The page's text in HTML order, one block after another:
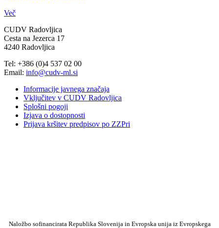
Več
CUDV Radovljica
Cesta na Jezerca 17
4240 Radovljica
Tel: +386 (0)4 537 02 00
Email: info@cudv-ml.si
Informacije javnega značaja
Vključitev v CUDV Radovljica
Splošni pogoji
Izjava o dostopnosti
Prijava kršitev predpisov po ZZPri
Naložbo sofinancirata Republika Slovenija in Evropska unija iz Evropskega